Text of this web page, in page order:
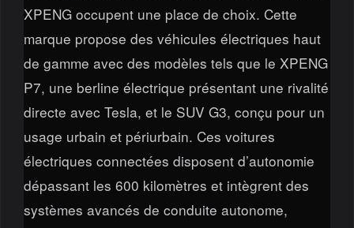
XPENG occupent une place de choix. Cette
marque propose des véhicules électriques haut
de gamme avec des modèles tels que le XPENG
P7, une berline électrique présentant une rivalité
directe avec Tesla, et le SUV G3, conçu pour un
usage urbain et périurbain. Ces voitures
électriques connectées disposent d’autonomie
dépassant les 600 kilomètres et intègrent des
systèmes avancés de conduite autonome,